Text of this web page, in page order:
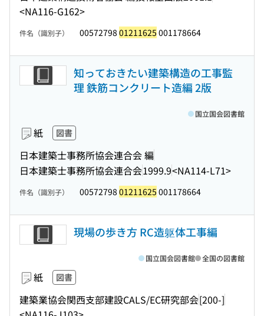
<NA116-G162>
件名（識別子） 00572798 01211625 001178664
知っておきたい建築構造の工事監
理 鉄筋コンクリート造編 2版
紙 図書
日本建築士事務所協会連合会 編
日本建築士事務所協会連合会1999.9<NA114-L71>
国立国会図書館
件名（識別子） 00572798 01211625 001178664
現場の歩き方 RC造躯体工事編
紙 図書
建築業協会関西支部建設CALS/EC研究部会[200-]
国立国会図書館 全国の図書館